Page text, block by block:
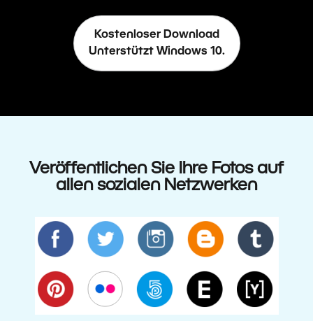
Kostenloser Download
Unterstützt Windows 10.
Veröffentlichen Sie Ihre Fotos auf
allen sozialen Netzwerken